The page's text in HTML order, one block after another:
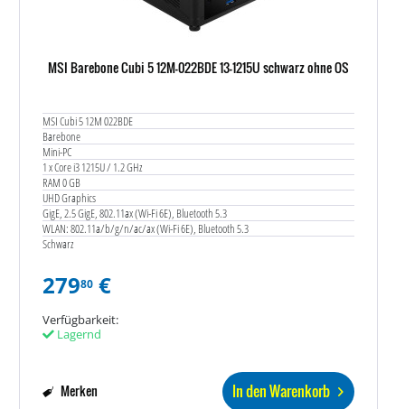
MSI Barebone Cubi 5 12M-022BDE 13-1215U schwarz ohne OS
MSI Cubi 5 12M 022BDE
Barebone
Mini-PC
1 x Core i3 1215U / 1.2 GHz
RAM 0 GB
UHD Graphics
GigE, 2.5 GigE, 802.11ax (Wi-Fi 6E), Bluetooth 5.3
WLAN: 802.11a/b/g/n/ac/ax (Wi-Fi 6E), Bluetooth 5.3
Schwarz
27980 €
Verfügbarkeit:
Lagernd
In den Warenkorb
Merken